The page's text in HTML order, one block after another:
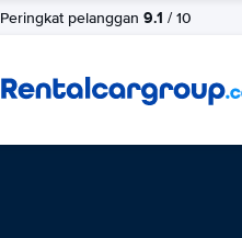
Peringkat pelanggan 9.1 / 10